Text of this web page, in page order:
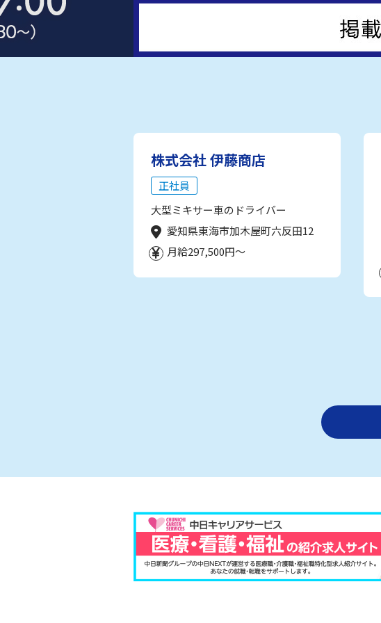
株式会社 伊藤商店
正社員
大型ミキサー車のドライバー
愛知県東海市加木屋町六反田12
月給297,500円～